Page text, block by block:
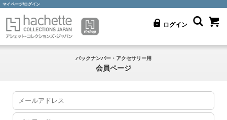
マイページ/ログイン
ログイン
バックナンバー・アクセサリー用
会員ページ